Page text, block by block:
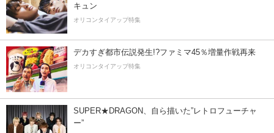
キュン
オリコンタイアップ特集
デカすぎ都市伝説発生!?ファミマ45％増量作戦再来
オリコンタイアップ特集
SUPER★DRAGON、自ら描いた”レトロフューチャ
ー”